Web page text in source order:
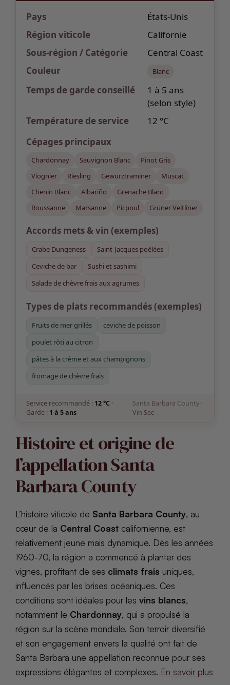
Pays
États-Unis
Région viticole
Californie
Sous-région / Catégorie
Central Coast
Couleur
Blanc
Temps de garde conseillé
1 à 5 ans
(selon style)
Température de service
12 °C
Cépages principaux
Chardonnay Sauvignon Blanc
Pinot Gris
Viognier
Riesling Gewürztraminer
Muscat
Chenin Blanc
Albariño
Grenache Blanc
Roussanne
Marsanne Picpoul Grüner Veltliner
Accords mets & vin (exemples)
Crabe Dungeness
Saint-Jacques poêlées
Ceviche de bar
Sushi et sashimi
Salade de chèvre frais aux agrumes
Types de plats recommandés (exemples)
Fruits de mer grillés
ceviche de poisson
poulet rôti au citron
pâtes à la crème et aux champignons
fromage de chèvre frais
Service recommandé : 12 °C ·
Garde : 1 à 5 ans
Santa Barbara County ·
Vin Sec
Histoire et origine de
l’appellation Santa
Barbara County
L’histoire viticole de Santa Barbara County, au
cœur de la Central Coast californienne, est
relativement jeune mais dynamique. Dès les années
1960-70, la région a commencé à planter des
vignes, profitant de ses climats frais uniques,
influencés par les brises océaniques. Ces
conditions sont idéales pour les vins blancs,
notamment le Chardonnay, qui a propulsé la
région sur la scène mondiale. Son terroir diversifié
et son engagement envers la qualité ont fait de
Santa Barbara une appellation reconnue pour ses
expressions élégantes et complexes. En savoir plus